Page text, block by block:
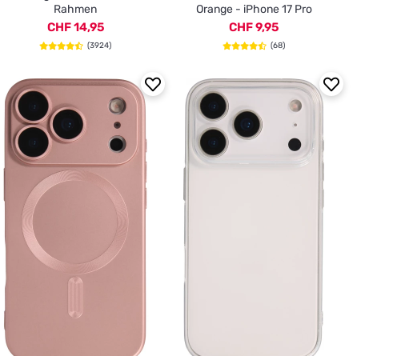
Rahmen
CHF 14,95
(3924)
Orange - iPhone 17 Pro
CHF 9,95
(68)